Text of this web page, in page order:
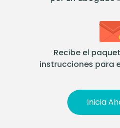
Recibe el
instrucciones para
Inicia